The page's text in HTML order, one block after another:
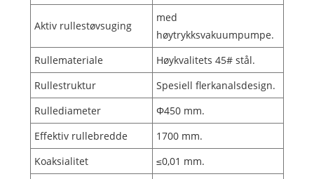
Aktiv rullestøvsuging
med
høytrykksvakuumpumpe.
Rullemateriale
Høykvalitets 45# stål.
Rullestruktur
Spesiell flerkanalsdesign.
Rullediameter
Φ450 mm.
Effektiv rullebredde
1700 mm.
Koaksialitet
≤0,01 mm.